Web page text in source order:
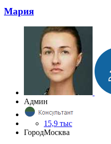
Мария
Админ
15,9 тыс
ГородМосква